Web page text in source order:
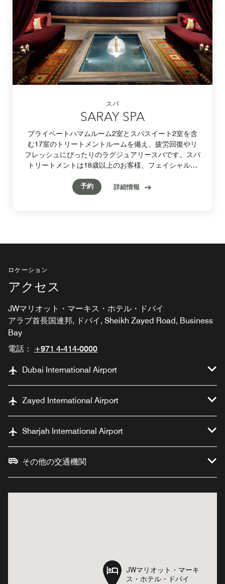
スパ
SARAY SPA
プライベートハマムルーム2室とスパスイート2室を含
む17室のトリートメントルームを備え、疲労回復やリ
フレッシュにぴったりのラグジュアリースパです。スパ
トリートメントは18歳以上のお客様、フェイシャルト
す。
予約 詳細情報
ロケーション
アクセス
JWマリオット・マーキス・ホテル・ドバイ
アラブ首長国連邦, ドバイ, Sheikh Zayed Road, Business
Bay
電話：
+971 4-414-0000
Dubai International Airport
Zayed International Airport
Sharjah International Airport
その他の交通機関
JWマリオット・マーキ
ス・ホテル・ドバイ
JWマリオット・マーキ
ス・ホテル・ドバイ